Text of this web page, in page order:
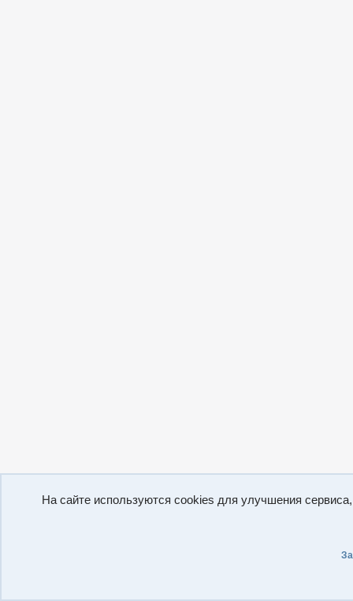
На сайте используются cookies для улучшения